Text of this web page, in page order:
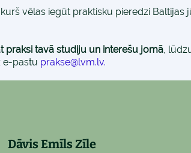
vēlas iegūt praktisku pieredzi
praksi tavā studiju un interešu jomā ,
e-pastu prakse@lvm.lv.
Dāvis Emīls Zīle